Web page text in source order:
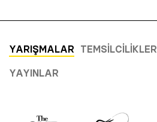
YARIŞMALAR TEMSILCILIKLER
YAYINLAR